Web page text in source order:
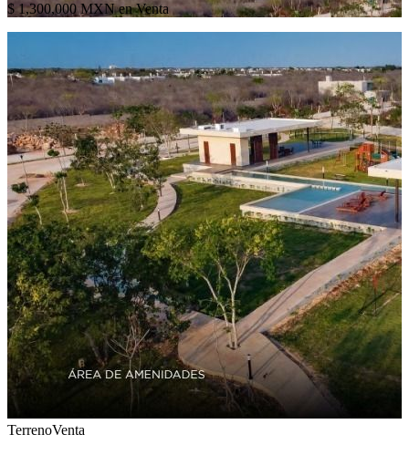
$ 1,300,000 MXN en Venta
TerrenoVenta